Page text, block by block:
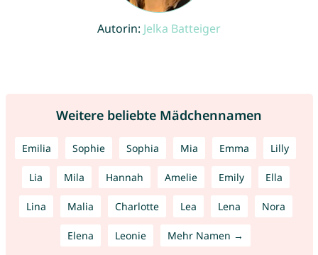
Autorin: Jelka Batteiger
Weitere beliebte Mädchennamen
Emilia Sophie Sophia Mia Emma Lilly
Lia Mila Hannah Amelie Emily Ella
Lina Malia Charlotte Lea Lena Nora
Elena Leonie Mehr Namen →